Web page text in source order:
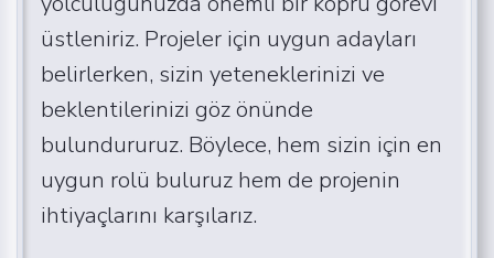
üstleniriz. Projeler için uygun adayları
belirlerken, sizin yeteneklerinizi ve
beklentilerinizi göz önünde
bulundururuz. Böylece, hem sizin için en
uygun rolü buluruz hem de projenin
ihtiyaçlarını karşılarız.